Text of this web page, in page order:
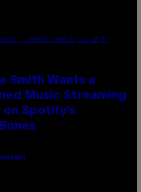
– CORBIS/CORBIS VIA GETTY
Smith Wants a
Music Streaming
Spotify’s